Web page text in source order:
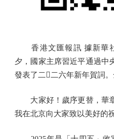
香港文匯報訊 據新華社
夕，國家主席習近平通過中
發表了二二六年新年賀詞。
大家好！歲序更替，華章
我在北京向大家致以美好的